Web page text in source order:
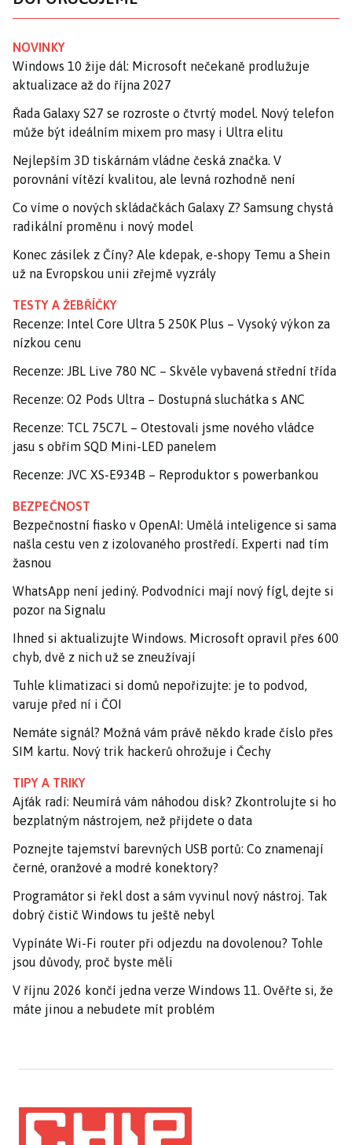
NOVINKY
Windows 10 žije dál: Microsoft nečekaně prodlužuje
aktualizace až do října 2027
Řada Galaxy S27 se rozroste o čtvrtý model. Nový telefon
může být ideálním mixem pro masy i Ultra elitu
Nejlepším 3D tiskárnám vládne česká značka. V
porovnání vítězí kvalitou, ale levná rozhodně není
Co víme o nových skládačkách Galaxy Z? Samsung chystá
radikální proměnu i nový model
Konec zásilek z Číny? Ale kdepak, e-shopy Temu a Shein
už na Evropskou unii zřejmě vyzrály
TESTY A ŽEBŘÍČKY
Recenze: Intel Core Ultra 5 250K Plus – Vysoký výkon za
nízkou cenu
Recenze: JBL Live 780 NC – Skvěle vybavená střední třída
Recenze: O2 Pods Ultra – Dostupná sluchátka s ANC
Recenze: TCL 75C7L – Otestovali jsme nového vládce
jasu s obřím SQD Mini-LED panelem
Recenze: JVC XS-E934B – Reproduktor s powerbankou
BEZPEČNOST
Bezpečnostní fiasko v OpenAI: Umělá inteligence si sama
našla cestu ven z izolovaného prostředí. Experti nad tím
žasnou
WhatsApp není jediný. Podvodníci mají nový fígl, dejte si
pozor na Signalu
Ihned si aktualizujte Windows. Microsoft opravil přes 600
chyb, dvě z nich už se zneužívají
Tuhle klimatizaci si domů nepořizujte: je to podvod,
varuje před ní i ČOI
Nemáte signál? Možná vám právě někdo krade číslo přes
SIM kartu. Nový trik hackerů ohrožuje i Čechy
TIPY A TRIKY
Ajťák radí: Neumírá vám náhodou disk? Zkontrolujte si ho
bezplatným nástrojem, než přijdete o data
Poznejte tajemství barevných USB portů: Co znamenají
černé, oranžové a modré konektory?
Programátor si řekl dost a sám vyvinul nový nástroj. Tak
dobrý čistič Windows tu ještě nebyl
Vypínáte Wi-Fi router při odjezdu na dovolenou? Tohle
jsou důvody, proč byste měli
V říjnu 2026 končí jedna verze Windows 11. Ověřte si, že
máte jinou a nebudete mít problém